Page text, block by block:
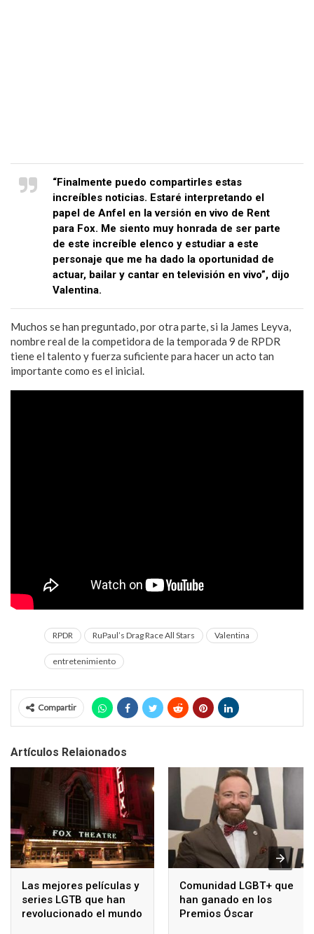
“Finalmente puedo compartirles estas
increíbles noticias. Estaré interpretando el
papel de Anfel en la versión en vivo de Rent
para Fox. Me siento muy honrada de ser parte
de este increíble elenco y estudiar a este
personaje que me ha dado la oportunidad de
actuar, bailar y cantar en televisión en vivo”, dijo
Valentina.
Muchos se han preguntado, por otra parte, si la James Leyva,
nombre real de la competidora de la temporada 9 de RPDR
tiene el talento y fuerza suficiente para hacer un acto tan
importante como es el inicial.
RPDR RuPaul’s Drag Race All Stars Valentina
entretenimiento
Compartir
Artículos Relaionados
Las mejores películas y
series LGTB que han
revolucionado el mundo
Comunidad LGBT+ que
han ganado en los
Premios Óscar